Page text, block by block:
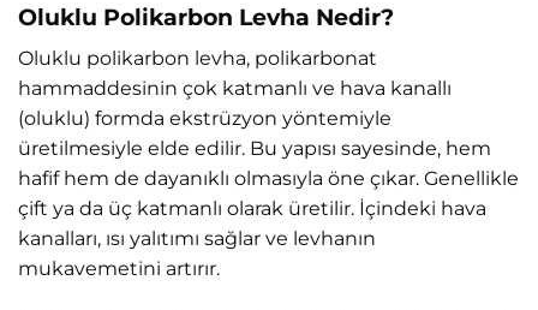
Oluklu Polikarbon Levha Nedir?
Oluklu polikarbon levha, polikarbonat
hammaddesinin çok katmanlı ve hava kanallı
(oluklu) formda ekstrüzyon yöntemiyle
üretilmesiyle elde edilir. Bu yapısı sayesinde, hem
hafif hem de dayanıklı olmasıyla öne çıkar. Genellikle
çift ya da üç katmanlı olarak üretilir. İçindeki hava
kanalları, ısı yalıtımı sağlar ve levhanın
mukavemetini artırır.